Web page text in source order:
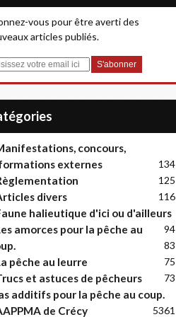
vous pour être averti des
articles publiés.
concours,
externes
134
125
divers 116
halieutique d'ici ou d'ailleurs
94
amorces pour la pêche au
83
pêche au leurre 75
et astuces de pêcheurs 73
additifs pour la pêche au coup.
61
de Crécy 53